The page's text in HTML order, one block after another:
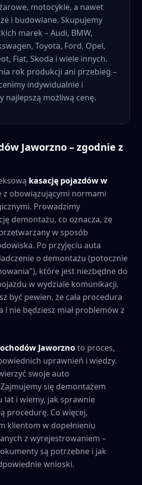
motocykle, a nawet
i budowlane. Skupujemy
marek – Audi, BMW,
Toyota, Ford, Opel,
Fiat, Skoda i wiele innych.
rok produkcji ani przebieg –
indywidualnie i
najlepszą możliwą cenę.
Jaworzno– zgodnie z
kasację pojazdów w
z obowiązującymi normami
Prowadzimy
demontażu, co oznacza, że
w sposób
Po przyjęciu auta
o demontażu (potocznie
które jest niezbędne do
w wydziale komunikacji.
być pewien, że cała procedura
i nie będziesz miał problemów z
Jaworznoto proces,
uprawnień i wiedzy.
swoje auto
się demontażem
lat i wiemy, jak sprawnie
procedurę. Co więcej,
klientom w dopełnieniu
z wyrejestrowaniem –
są potrzebne i jak
wnioski.